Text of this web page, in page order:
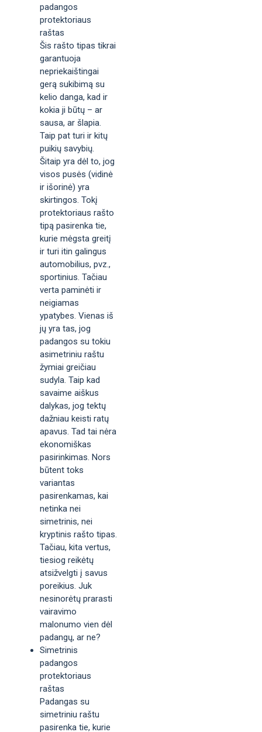
padangos
protektoriaus
raštas
Šis rašto tipas tikrai
garantuoja
nepriekaištingai
gerą sukibimą su
kelio danga, kad ir
kokia ji būtų – ar
sausa, ar šlapia.
Taip pat turi ir kitų
puikių savybių.
Šitaip yra dėl to, jog
visos pusės (vidinė
ir išorinė) yra
skirtingos. Tokį
protektoriaus rašto
tipą pasirenka tie,
kurie mėgsta greitį
ir turi itin galingus
automobilius, pvz.,
sportinius. Tačiau
verta paminėti ir
neigiamas
ypatybes. Vienas iš
jų yra tas, jog
padangos su tokiu
asimetriniu raštu
žymiai greičiau
sudyla. Taip kad
savaime aiškus
dalykas, jog tektų
dažniau keisti ratų
apavus. Tad tai nėra
ekonomiškas
pasirinkimas. Nors
būtent toks
variantas
pasirenkamas, kai
netinka nei
simetrinis, nei
kryptinis rašto tipas.
Tačiau, kita vertus,
tiesiog reikėtų
atsižvelgti į savus
poreikius. Juk
nesinorėtų prarasti
vairavimo
malonumo vien dėl
padangų, ar ne?
Simetrinis
padangos
protektoriaus
raštas
Padangas su
simetriniu raštu
pasirenka tie, kurie